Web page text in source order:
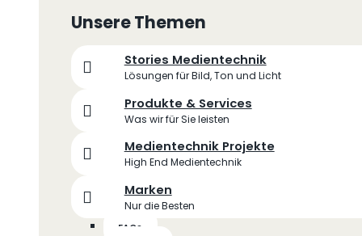
Unsere Themen
Stories Medientechnik
Lösungen für Bild, Ton und Licht
Produkte & Services
Was wir für Sie leisten
Medientechnik Projekte
High End Medientechnik
Marken
Nur die Besten
FAQs